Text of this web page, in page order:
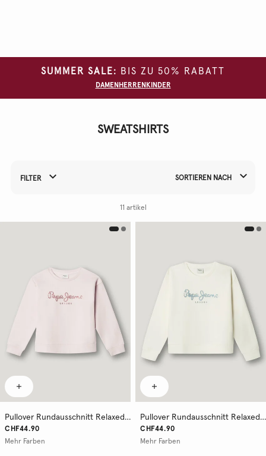
SUMMER SALE: BIS ZU 50% RABATT
DAMEN HERREN KINDER
SWEATSHIRTS
Filtern Sie Ihre Ergebnisse nach:
GRÖSSE
FILTER SORTIEREN NACH
11 artikel
Pullover Rundausschnitt Relaxed Fit
CHF44.90
Mehr Farben
Pullover Rundausschnitt Relaxed Fit
CHF44.90
Mehr Farben